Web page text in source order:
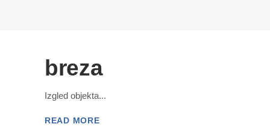
breza
Izgled objekta
READ MORE